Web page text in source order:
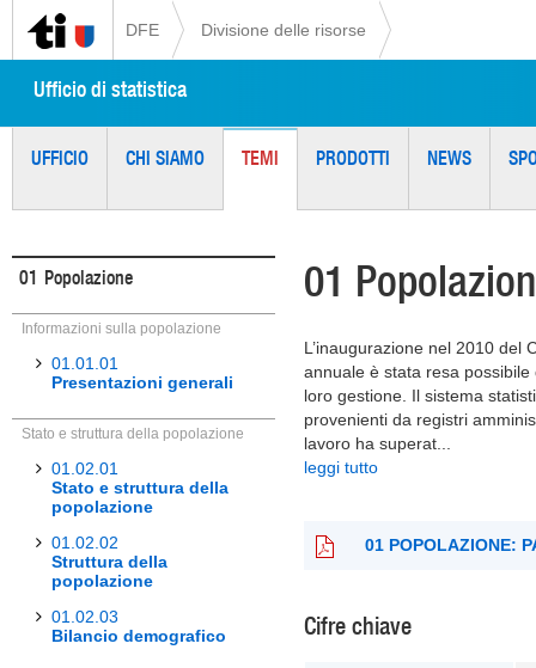
DFE Divisione delle risorse
Ufficio di statistica
UFFICIO CHI SIAMO TEMI PRODOTTI NEWS
01 Popolazione
Informazioni sulla popolazione
01.01.01
Presentazioni generali
Stato e struttura della popolazione
01.02.01
Stato e struttura della
popolazione
01.02.02
Struttura della
popolazione
01.02.03
Bilancio demografico
01
L’inaugurazione nel 2010 del
annuale è stata resa
loro gestione. Il sistema
provenienti da registri
lavoro ha superat
leggi tutto
01 POPOLAZIONE:
Cifre chiave